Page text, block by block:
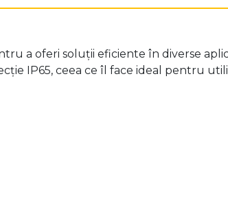
a oferi soluții eficiente în diverse
IP65, ceea ce îl face ideal pentru